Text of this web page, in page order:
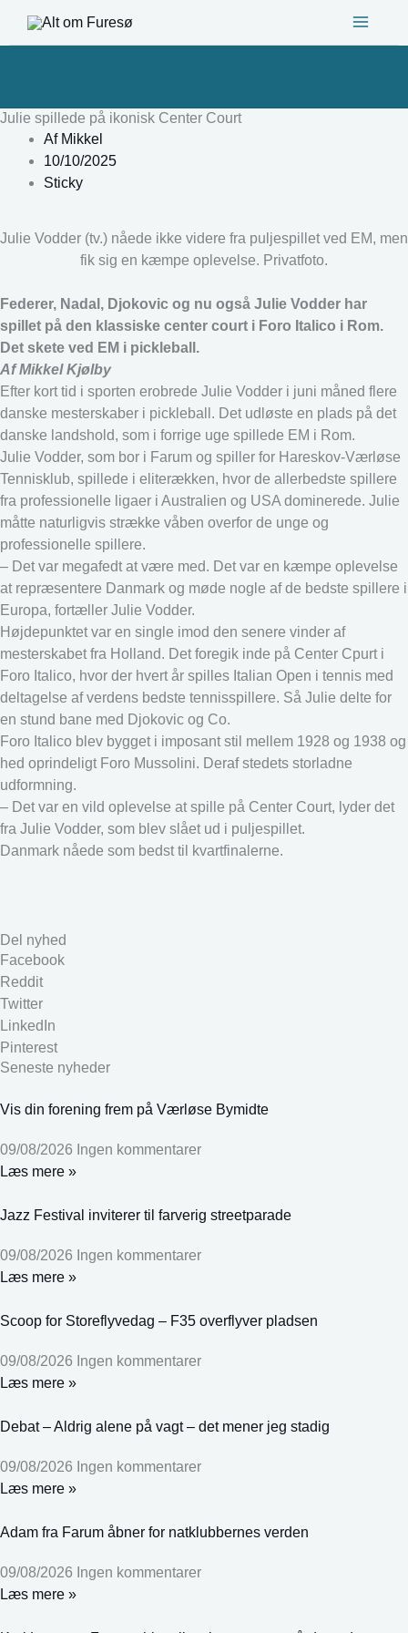
Julie spillede på ikonisk Center Court
AfMikkel
10/10/2025
Sticky
Julie Vodder (tv.) nåede ikke videre fra puljespillet ved EM, men
fik sig en kæmpe oplevelse. Privatfoto.
Federer, Nadal, Djokovic og nu også Julie Vodder har
spillet på den klassiske center court i Foro Italico i Rom.
Det skete ved EM i pickleball.
Af Mikkel Kjølby
Efter kort tid i sporten erobrede Julie Vodder i juni måned flere
danske mesterskaber i pickleball. Det udløste en plads på det
danske landshold, som i forrige uge spillede EM i Rom.
Julie Vodder, som bor i Farum og spiller for Hareskov-Værløse
Tennisklub, spillede i eliterækken, hvor de allerbedste spillere
fra professionelle ligaer i Australien og USA dominerede. Julie
måtte naturligvis strække våben overfor de unge og
professionelle spillere.
– Det var megafedt at være med. Det var en kæmpe oplevelse
at repræsentere Danmark og møde nogle af de bedste spillere i
Europa, fortæller Julie Vodder.
Højdepunktet var en single imod den senere vinder af
mesterskabet fra Holland. Det foregik inde på Center Cpurt i
Foro Italico, hvor der hvert år spilles Italian Open i tennis med
deltagelse af verdens bedste tennisspillere. Så Julie delte for
en stund bane med Djokovic og Co.
Foro Italico blev bygget i imposant stil mellem 1928 og 1938 og
hed oprindeligt Foro Mussolini. Deraf stedets storladne
udformning.
– Det var en vild oplevelse at spille på Center Court, lyder det
fra Julie Vodder, som blev slået ud i puljespillet.
Danmark nåede som bedst til kvartfinalerne.
Del nyhed
Facebook
Reddit
Twitter
LinkedIn
Pinterest
Seneste nyheder
Vis din forening frem på Værløse Bymidte
09/08/2026 Ingen kommentarer
Læs mere »
Jazz Festival inviterer til farverig streetparade
09/08/2026 Ingen kommentarer
Læs mere »
Scoop for Storeflyvedag – F35 overflyver pladsen
09/08/2026 Ingen kommentarer
Læs mere »
Debat – Aldrig alene på vagt – det mener jeg stadig
09/08/2026 Ingen kommentarer
Læs mere »
Adam fra Farum åbner for natklubbernes verden
09/08/2026 Ingen kommentarer
Læs mere »